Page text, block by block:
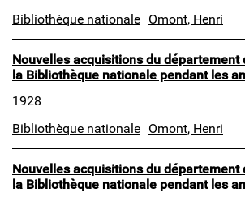
Bibliothèque nationale Omont, Henri
Nouvelles acquisitions du département
la Bibliothèque nationale pendant les
1928
Bibliothèque nationale Omont, Henri
Nouvelles acquisitions du département
la Bibliothèque nationale pendant les